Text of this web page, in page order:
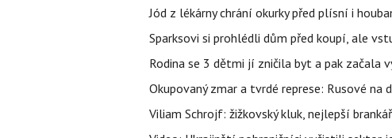
Jód z lékárny chrání okurky před plísní i
Sparksovi si prohlédli dům před koupí, ale
Rodina se 3 dětmi jí zničila byt a pak
Okupovaný zmar a tvrdé represe: Rusové
Viliam Schrojf: žižkovský kluk, nejlepší